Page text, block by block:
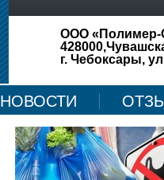
ООО «Полимер-
г. Чебоксары,
НОВОСТИ